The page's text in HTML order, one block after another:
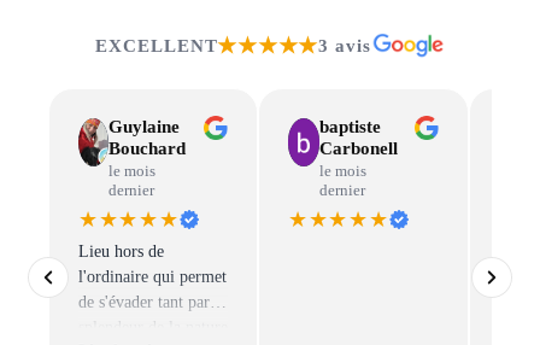
EXCELLENT★★★★★3 avis
Guylaine
Bouchard
le mois
dernier
★★★★★
Lieu hors de
l'ordinaire qui permet
de s'évader tant par la
splendeur de la nature
baptiste
Carbonell
le mois
dernier
★★★★★